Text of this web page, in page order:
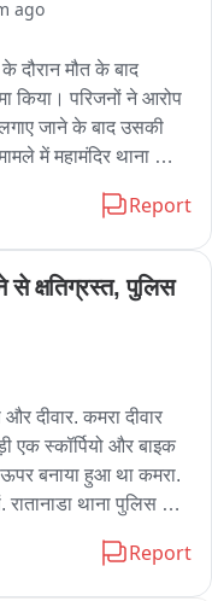
ago
दौरान मौत के बाद
किया। परिजनों ने आरोप
जाने के बाद उसकी
में महामंदिर थाना
जियांश पुत्र अनीश आचार्य
क्लीनिक लेकर पहुंचे। यहां
हुआ। इसके बाद उसे उम्मेद
मृत घोषित कर दिया।
क्लीनिक पहुंचे और
सूचना पर महामंदिर
शांत करवाया। पुलिस
है। पोस्टमार्टम की
जिम्मेदारों से संपर्क
गया था। पुलिस अब
Report
से क्षतिग्रस्त, पुलिस
और दीवार. कमरा दीवार
एक स्कॉर्पियो और बाइक
बनाया हुआ था कमरा.
थाना पुलिस मौके
Report